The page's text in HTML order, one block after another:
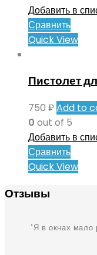
Добавить в
Сравнить
Quick View
Пистолет
750 ₽Add to
0 out of 5
Добавить в
Сравнить
Quick View
Отзывы
Я в окнах мало